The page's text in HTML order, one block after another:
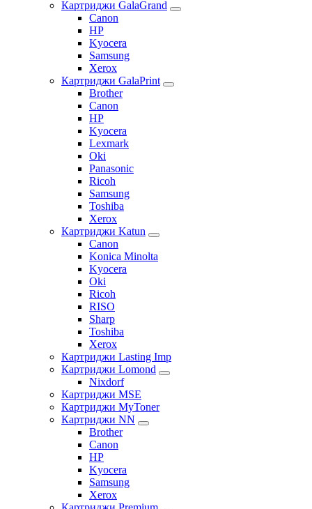
Картриджи GalaGrand
Canon
HP
Kyocera
Samsung
Xerox
Картриджи GalaPrint
Brother
Canon
HP
Kyocera
Lexmark
Oki
Panasonic
Ricoh
Samsung
Toshiba
Xerox
Картриджи Katun
Canon
Konica Minolta
Kyocera
Oki
Ricoh
RISO
Sharp
Toshiba
Xerox
Картриджи Lasting Imp
Картриджи Lomond
Nixdorf
Картриджи MSE
Картриджи MyToner
Картриджи NN
Brother
Canon
HP
Kyocera
Samsung
Xerox